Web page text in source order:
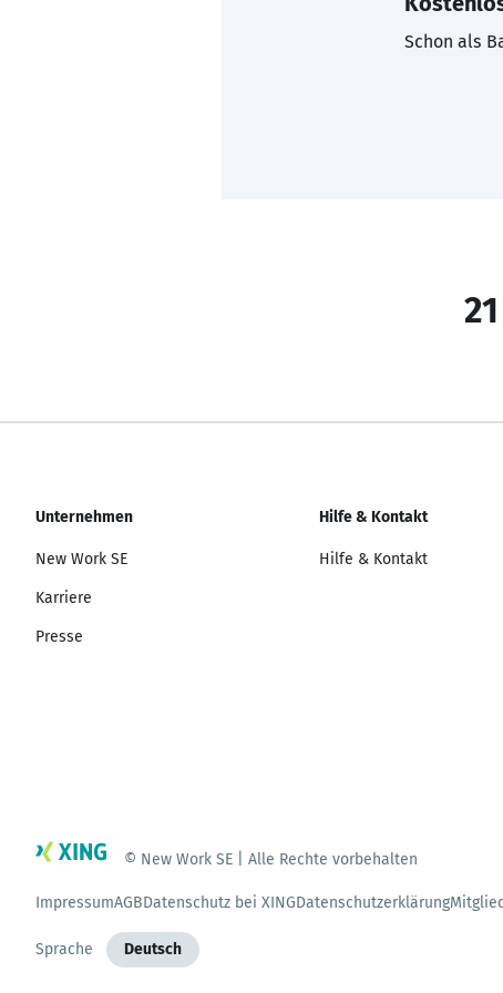
Schon als
Unternehmen
New Work SE
Karriere
Presse
Hilfe & Kontakt
Hilfe & Kontakt
© New Work SE | Alle Rechte vorbehalten
ImpressumAGBDatenschutz bei XINGDatenschutzerklärung
Sprache Deutsch